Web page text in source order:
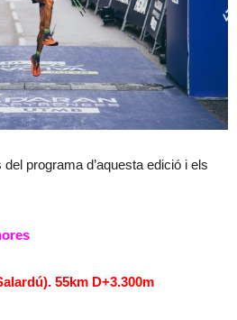
programa d’aquesta edició i els
55km D+3.300m